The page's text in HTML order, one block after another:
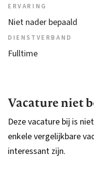
ERVARING
Niet nader bepaald
DIENSTVERBAND
Fulltime
Vacature niet
Deze vacature bij is
enkele vergelijkbare
interessant zijn.